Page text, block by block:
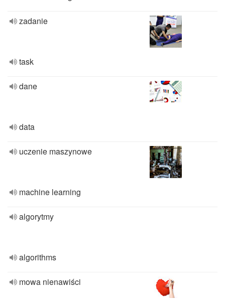
zadanie
task
dane
data
uczenie maszynowe
machine learning
algorytmy
algorithms
mowa nienawiści